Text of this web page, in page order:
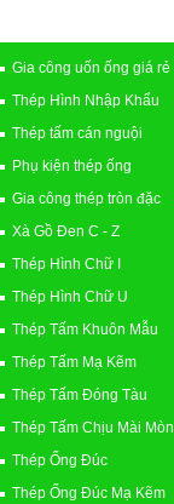
Gia công uốn ống giá rẻ
Thép Hình Nhập Khẩu
Thép tấm cán nguội
Phụ kiện thép ống
Gia công thép tròn đặc
Xà Gồ Đen C - Z
Thép Hình Chữ I
Thép Hình Chữ U
Thép Tấm Khuôn Mẫu
Thép Tấm Mạ Kẽm
Thép Tấm Đóng Tàu
Thép Tấm Chịu Mài Mòn
Thép Ống Đúc
Thép Ống Đúc Mạ Kẽm